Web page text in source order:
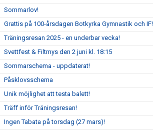
Sommarlov!
Grattis på 100-årsdagen Botkyrka Gymnastik och IF!
Träningsresan 2025 - en underbar vecka!
Svettfest & Filtmys den 2 juni kl. 18:15
Sommarschema - uppdaterat!
Påsklovsschema
Unik möjlighet att testa balett!
Träff inför Träningsresan!
Ingen Tabata på torsdag (27 mars)!